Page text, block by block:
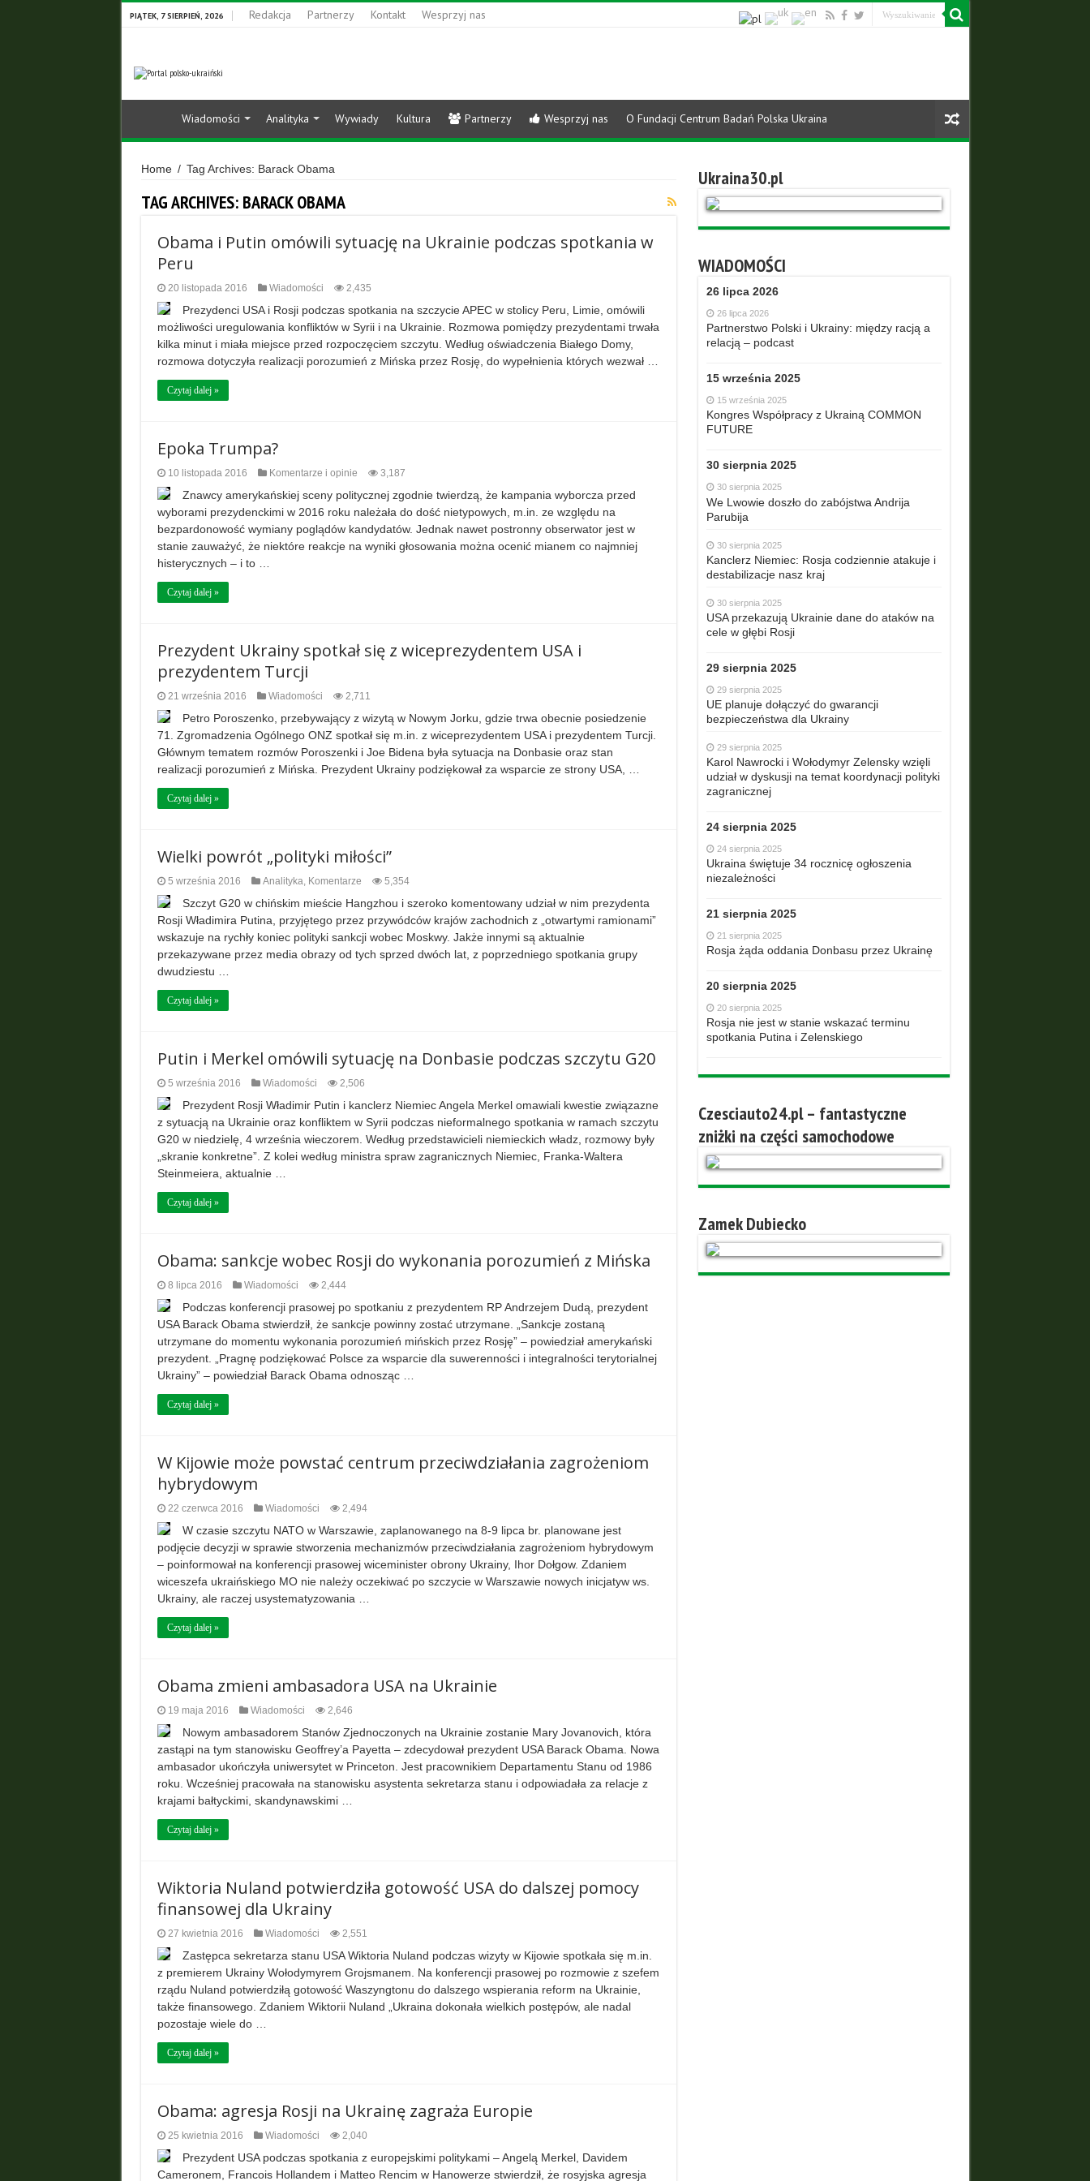
PIĄTEK, 7 SIERPIEŃ, 2026 Redakcja Partnerzy Kontakt Wesprzyj nas
Wiadomości Analityka Wywiady Kultura Partnerzy Wesprzyj nas O Fundacji Centrum Badań Polska Ukraina
Home / Tag Archives: Barack Obama
TAG ARCHIVES: BARACK OBAMA
Obama i Putin omówili sytuację na Ukrainie podczas spotkania w
Peru
20 listopada 2016 Wiadomości 2,435
Prezydenci USA i Rosji podczas spotkania na szczycie APEC w stolicy Peru, Limie, omówili
możliwości uregulowania konfliktów w Syrii i na Ukrainie. Rozmowa pomiędzy prezydentami trwała
kilka minut i miała miejsce przed rozpoczęciem szczytu. Według oświadczenia Białego Domy,
rozmowa dotyczyła realizacji porozumień z Mińska przez Rosję, do wypełnienia których wezwał …
Czytaj dalej »
Epoka Trumpa?
10 listopada 2016 Komentarze i opinie 3,187
Znawcy amerykańskiej sceny politycznej zgodnie twierdzą, że kampania wyborcza przed
wyborami prezydenckimi w 2016 roku należała do dość nietypowych, m.in. ze względu na
bezpardonowość wymiany poglądów kandydatów. Jednak nawet postronny obserwator jest w
stanie zauważyć, że niektóre reakcje na wyniki głosowania można ocenić mianem co najmniej
histerycznych – i to …
Czytaj dalej »
Prezydent Ukrainy spotkał się z wiceprezydentem USA i
prezydentem Turcji
21 września 2016 Wiadomości 2,711
Petro Poroszenko, przebywający z wizytą w Nowym Jorku, gdzie trwa obecnie posiedzenie
71. Zgromadzenia Ogólnego ONZ spotkał się m.in. z wiceprezydentem USA i prezydentem Turcji.
Głównym tematem rozmów Poroszenki i Joe Bidena była sytuacja na Donbasie oraz stan
realizacji porozumień z Mińska. Prezydent Ukrainy podziękował za wsparcie ze strony USA, …
Czytaj dalej »
Wielki powrót „polityki miłości”
5 września 2016 Analityka, Komentarze 5,354
Szczyt G20 w chińskim mieście Hangzhou i szeroko komentowany udział w nim prezydenta
Rosji Władimira Putina, przyjętego przez przywódców krajów zachodnich z „otwartymi ramionami”
wskazuje na rychły koniec polityki sankcji wobec Moskwy. Jakże innymi są aktualnie
przekazywane przez media obrazy od tych sprzed dwóch lat, z poprzedniego spotkania grupy
dwudziestu …
Czytaj dalej »
Putin i Merkel omówili sytuację na Donbasie podczas szczytu G20
5 września 2016 Wiadomości 2,506
Prezydent Rosji Władimir Putin i kanclerz Niemiec Angela Merkel omawiali kwestie związazne
z sytuacją na Ukrainie oraz konfliktem w Syrii podczas nieformalnego spotkania w ramach szczytu
G20 w niedzielę, 4 września wieczorem. Według przedstawicieli niemieckich władz, rozmowy były
„skranie konkretne”. Z kolei według ministra spraw zagranicznych Niemiec, Franka-Waltera
Steinmeiera, aktualnie …
Czytaj dalej »
Obama: sankcje wobec Rosji do wykonania porozumień z Mińska
8 lipca 2016 Wiadomości 2,444
Podczas konferencji prasowej po spotkaniu z prezydentem RP Andrzejem Dudą, prezydent
USA Barack Obama stwierdził, że sankcje powinny zostać utrzymane. „Sankcje zostaną
utrzymane do momentu wykonania porozumień mińskich przez Rosję” – powiedział amerykański
prezydent. „Pragnę podziękować Polsce za wsparcie dla suwerenności i integralności terytorialnej
Ukrainy” – powiedział Barack Obama odnosząc …
Czytaj dalej »
W Kijowie może powstać centrum przeciwdziałania zagrożeniom
hybrydowym
22 czerwca 2016 Wiadomości 2,494
W czasie szczytu NATO w Warszawie, zaplanowanego na 8-9 lipca br. planowane jest
podjęcie decyzji w sprawie stworzenia mechanizmów przeciwdziałania zagrożeniom hybrydowym
– poinformował na konferencji prasowej wiceminister obrony Ukrainy, Ihor Dołgow. Zdaniem
wiceszefa ukraińskiego MO nie należy oczekiwać po szczycie w Warszawie nowych inicjatyw ws.
Ukrainy, ale raczej usystematyzowania …
Czytaj dalej »
Obama zmieni ambasadora USA na Ukrainie
19 maja 2016 Wiadomości 2,646
Nowym ambasadorem Stanów Zjednoczonych na Ukrainie zostanie Mary Jovanovich, która
zastąpi na tym stanowisku Geoffrey’a Payetta – zdecydował prezydent USA Barack Obama. Nowa
ambasador ukończyła uniwersytet w Princeton. Jest pracownikiem Departamentu Stanu od 1986
roku. Wcześniej pracowała na stanowisku asystenta sekretarza stanu i odpowiadała za relacje z
krajami bałtyckimi, skandynawskimi …
Czytaj dalej »
Wiktoria Nuland potwierdziła gotowość USA do dalszej pomocy
finansowej dla Ukrainy
27 kwietnia 2016 Wiadomości 2,551
Zastępca sekretarza stanu USA Wiktoria Nuland podczas wizyty w Kijowie spotkała się m.in.
z premierem Ukrainy Wołodymyrem Grojsmanem. Na konferencji prasowej po rozmowie z szefem
rządu Nuland potwierdziłą gotowość Waszyngtonu do dalszego wspierania reform na Ukrainie,
także finansowego. Zdaniem Wiktorii Nuland „Ukraina dokonała wielkich postępów, ale nadal
pozostaje wiele do …
Czytaj dalej »
Obama: agresja Rosji na Ukrainę zagraża Europie
25 kwietnia 2016 Wiadomości 2,040
Prezydent USA podczas spotkania z europejskimi politykami – Angelą Merkel, Davidem
Cameronem, Francois Hollandem i Matteo Rencim w Hanowerze stwierdził, że rosyjska agresja
Ukraina30.pl
WIADOMOŚCI
26 lipca 2026
26 lipca 2026
Partnerstwo Polski i Ukrainy: między racją a
relacją – podcast
15 września 2025
15 września 2025
Kongres Współpracy z Ukrainą COMMON
FUTURE
30 sierpnia 2025
30 sierpnia 2025
We Lwowie doszło do zabójstwa Andrija
Parubija
30 sierpnia 2025
Kanclerz Niemiec: Rosja codziennie atakuje i
destabilizacje nasz kraj
30 sierpnia 2025
USA przekazują Ukrainie dane do ataków na
cele w głębi Rosji
29 sierpnia 2025
29 sierpnia 2025
UE planuje dołączyć do gwarancji
bezpieczeństwa dla Ukrainy
29 sierpnia 2025
Karol Nawrocki i Wołodymyr Zelensky wzięli
udział w dyskusji na temat koordynacji polityki
zagranicznej
24 sierpnia 2025
24 sierpnia 2025
Ukraina świętuje 34 rocznicę ogłoszenia
niezależności
21 sierpnia 2025
21 sierpnia 2025
Rosja żąda oddania Donbasu przez Ukrainę
20 sierpnia 2025
20 sierpnia 2025
Rosja nie jest w stanie wskazać terminu
spotkania Putina i Zelenskiego
Czesciauto24.pl – fantastyczne
zniżki na części samochodowe
Zamek Dubiecko